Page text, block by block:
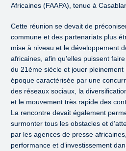
Africaines (FAAPA), tenue à
Cette réunion se devait de
commune et des partenariats plus
mise à niveau et le développement
africaines, afin qu’elles puissent
du 21ème siècle et jouer
époque caractérisée par une
des réseaux sociaux, la
et le mouvement très rapide des
La rencontre devait également
surmonter tous les obstacles et
par les agences de presse
performance et d’investissement